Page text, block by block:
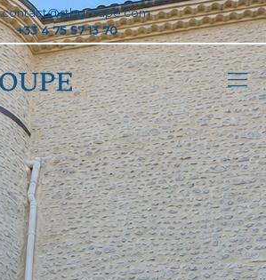
contact@stbgroupe.com